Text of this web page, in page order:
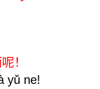
！
yǔ ne!